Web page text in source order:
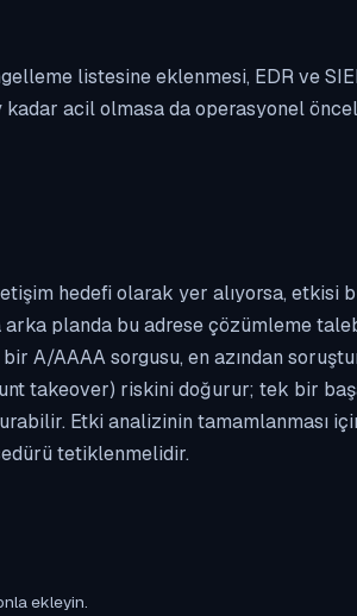
listesine eklenmesi, EDR ve
acil olmasa da operasyonel
hedefi olarak yer alıyorsa, etkisi
planda bu adrese çözümleme
A/AAAA sorgusu, en azından
takeover) riskini doğurur; tek bir
Etki analizinin tamamlanması
tetiklenmelidir.
ekleyin.